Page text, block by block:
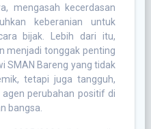
mengasah kecerdasan
keberanian untuk
bijak. Lebih dari itu,
menjadi tonggak penting
SMAN Bareng yang tidak
tetapi juga tangguh,
perubahan positif di
bangsa.